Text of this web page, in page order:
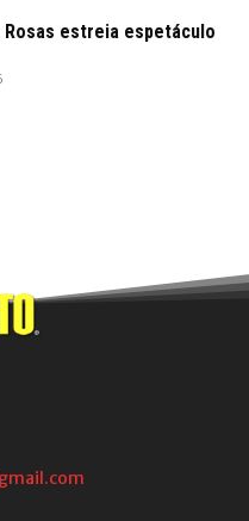
Rosas estreia espetáculo